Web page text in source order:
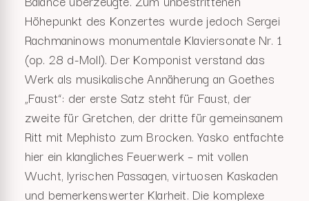
Höhepunkt des Konzertes wurde jedoch Sergei
Rachmaninows monumentale Klaviersonate Nr. 1
(op. 28 d-Moll). Der Komponist verstand das
Werk als musikalische Annäherung an Goethes
„Faust“: der erste Satz steht für Faust, der
zweite für Gretchen, der dritte für gemeinsanem
Ritt mit Mephisto zum Brocken. Yasko entfachte
hier ein klangliches Feuerwerk – mit vollen
Wucht, lyrischen Passagen, virtuosen Kaskaden
und bemerkenswerter Klarheit. Die komplexe